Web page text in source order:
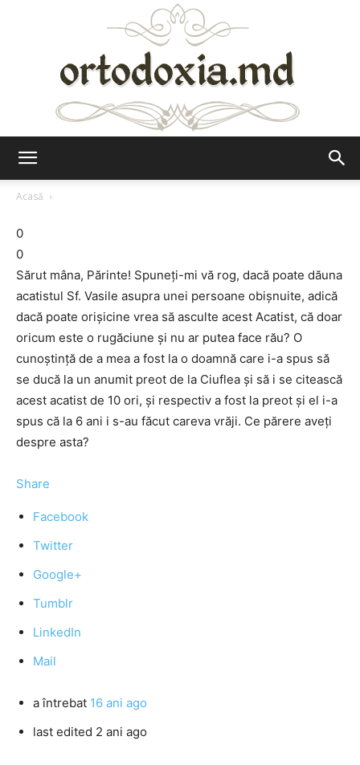
Acasă
0
0
Sărut mâna, Părinte! Spuneţi-mi vă rog, dacă poate dăuna
acatistul Sf. Vasile asupra unei persoane obişnuite, adică
dacă poate orişicine vrea să asculte acest Acatist, că doar
oricum este o rugăciune şi nu ar putea face rău? O
cunoştinţă de a mea a fost la o doamnă care i-a spus să
se ducă la un anumit preot de la Ciuflea şi să i se citească
acest acatist de 10 ori, şi respectiv a fost la preot şi el i-a
spus că la 6 ani i s-au făcut careva vrăji. Ce părere aveţi
despre asta?
Share
Facebook
Twitter
Google+
Tumblr
LinkedIn
Mail
a întrebat 16 ani ago
last edited 2 ani ago